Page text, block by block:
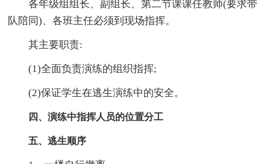
各年级组组长、副组长、第二节课课任教师(要求带
队陪同)、各班主任必须到现场指挥。
其主要职责:
(1)全面负责演练的组织指挥;
(2)保证学生在逃生演练中的安全。
四、演练中指挥人员的位置分工
五、逃生顺序